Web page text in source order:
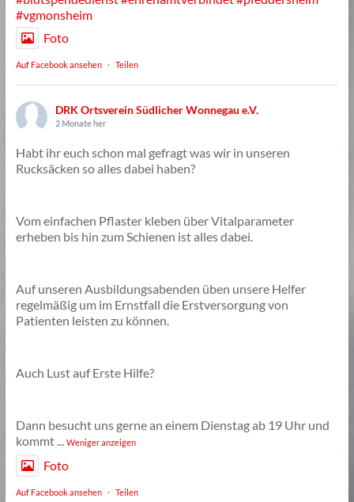
#vgmonsheim
Foto
Auf Facebook ansehen · Teilen
DRK Ortsverein Südlicher Wonnegau e.V.
2 Monate her
Habt ihr euch schon mal gefragt was wir in unseren
Rucksäcken so alles dabei haben?
Vom einfachen Pflaster kleben über Vitalparameter
erheben bis hin zum Schienen ist alles dabei.
Auf unseren Ausbildungsabenden üben unsere Helfer
regelmäßig um im Ernstfall die Erstversorgung von
Patienten leisten zu können.
Auch Lust auf Erste Hilfe?
Dann besucht uns gerne an einem Dienstag ab 19 Uhr und
kommt ... Weniger anzeigen
Foto
Auf Facebook ansehen · Teilen